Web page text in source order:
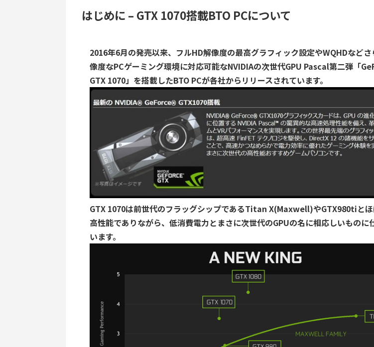
はじめに – GTX 1070搭載BTO PCについて
2016年6月の発売以来、フルHD解像度の最高グラフィック設定やWQHDなど
像度なPCゲーミング環境に対応可能なNVIDIAの次世代GPU Pascal第二弾「
GTX 1070」を搭載したBTO PCが各社からリリースされています。
GTX 1070は前世代のフラッグシップであるTitan X(Maxwell)やGTX980tiと
高性能でありながら、低消費電力とまさに次世代のGPUの名に相応しいものに
います。